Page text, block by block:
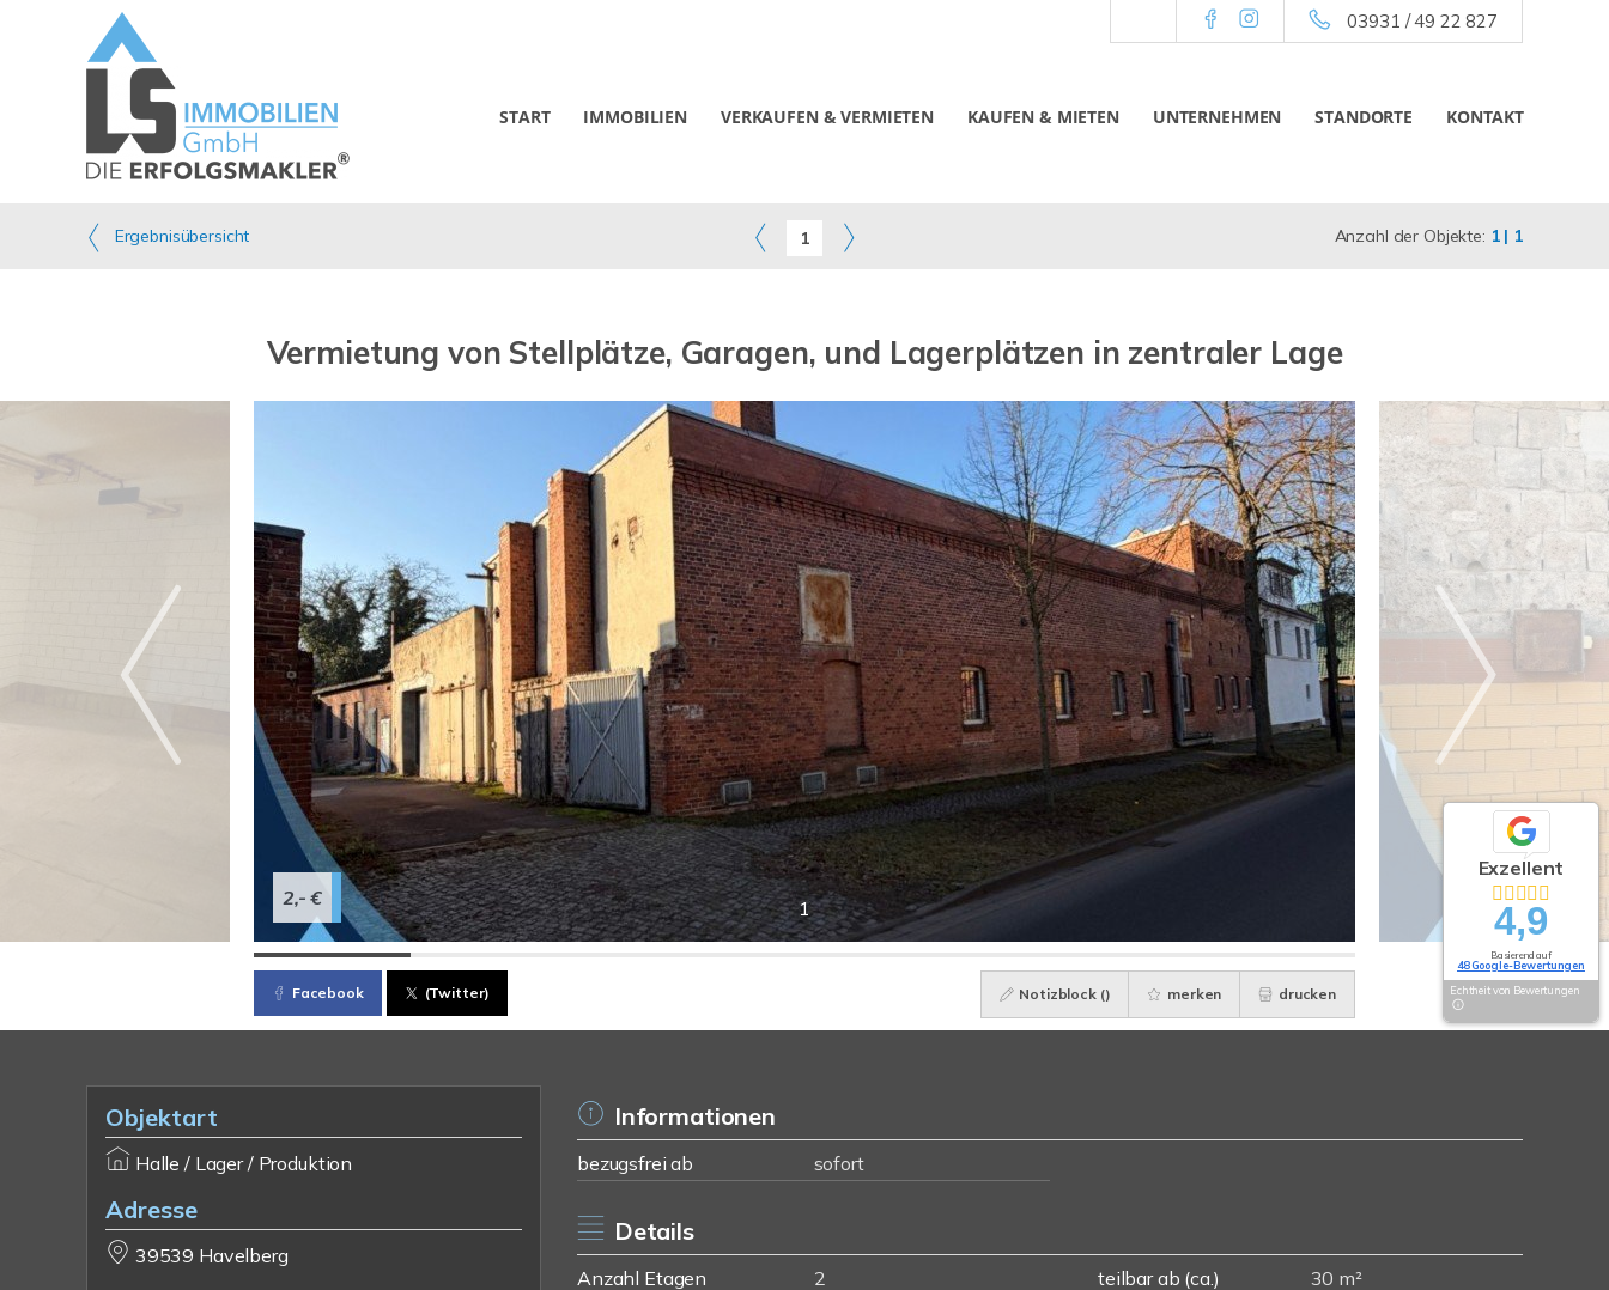
03931 / 49 22 827
START IMMOBILIEN VERKAUFEN & VERMIETEN KAUFEN & MIETEN UNTERNEHMEN STANDORTE KONTAKT
Ergebnisübersicht 1 Anzahl der Objekte: 1 | 1
Vermietung von Stellplätze, Garagen, und Lagerplätzen in zentraler Lage
1
2,- €
Facebook (Twitter) Notizblock () merken drucken
Objektart
Halle / Lager / Produktion
Adresse
39539 Havelberg
Informationen
bezugsfrei ab sofort
Details
Anzahl Etagen 2 teilbar ab (ca.) 30 m²
Exzellent
4,9
Basierend auf
48 Google-Bewertungen
Echtheit von Bewertungen